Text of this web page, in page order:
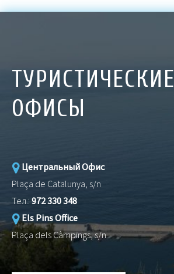
ТУРИСТИЧЕСКИЕ
ОФИСЫ
Центральный Офис
Plaça de Catalunya, s/n
Тел.:972 330 348
Els Pins Office
Plaça dels Càmpings, s/n